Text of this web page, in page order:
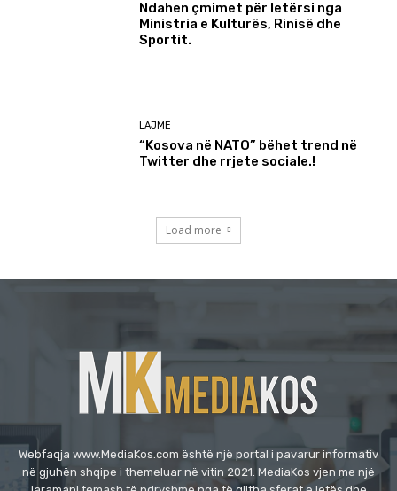
Webfaqja www.MediaKos.com është një portal i pavarur informativ
në gjuhën shqipe i themeluar në vitin 2021. MediaKos vjen me një